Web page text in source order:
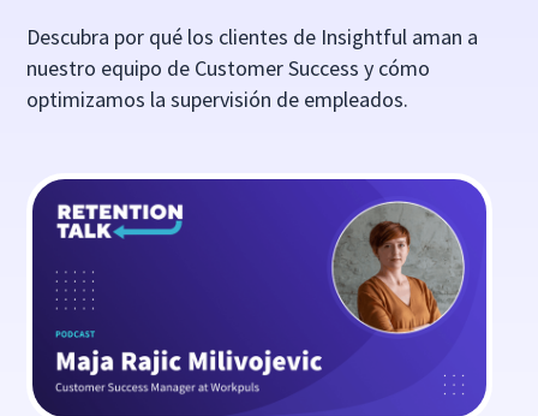
Descubra por qué los clientes de Insightful aman a
nuestro equipo de Customer Success y cómo
optimizamos la supervisión de empleados.